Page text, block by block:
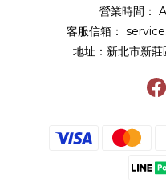
營業時間：
客服信箱：
地址：新北市新